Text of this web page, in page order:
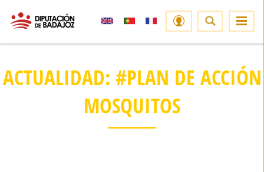
ACTUALIDAD: #PLAN DE ACCIÓN
MOSQUITOS